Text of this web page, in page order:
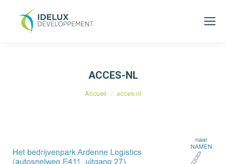
ACCES-NL
Vous êtes ici :
Accueil acces-nl